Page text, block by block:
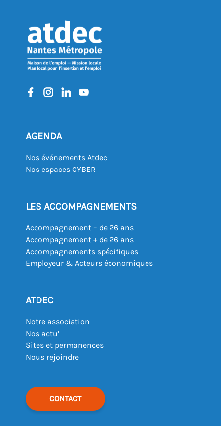
AGENDA
Nos événements Atdec
Nos espaces CYBER
LES ACCOMPAGNEMENTS
Accompagnement – de 26 ans
Accompagnement + de 26 ans
Accompagnements spécifiques
Employeur & Acteurs économiques
ATDEC
Notre association
Nos actu’
Sites et permanences
Nous rejoindre
CONTACT